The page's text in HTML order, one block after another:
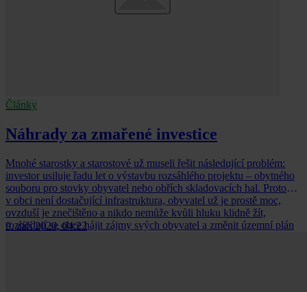
Články
Náhrady za zmařené investice
Mnohé starostky a starostové už museli řešit následující problém:
investor usiluje řadu let o výstavbu rozsáhlého projektu – obytného
souboru pro stovky obyvatel nebo obřích skladovacích hal. Protože
v obci není dostačující infrastruktura, obyvatel už je prostě moc,
ovzduší je znečištěno a nikdo nemůže kvůli hluku klidně žít,
rozhodují se obce hájit zájmy svých obyvatel a změnit územní plán
9. září 2020, 04:22